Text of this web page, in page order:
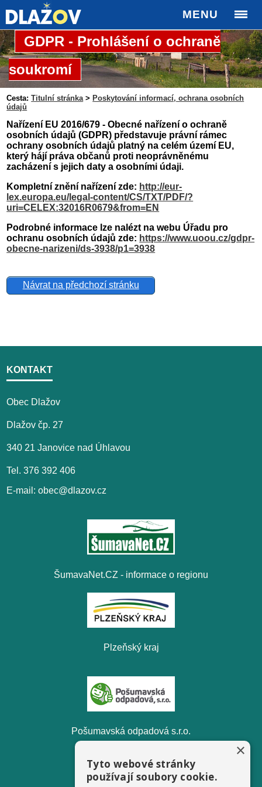
MENU
GDPR - Prohlášení o ochraně
soukromí
Cesta: Titulní stránka> Poskytování informací, ochrana osobních
údajů
Nařízení EU 2016/679 - Obecné nařízení o ochraně
osobních údajů (GDPR) představuje právní rámec
ochrany osobních údajů platný na celém území EU,
který hájí práva občanů proti neoprávněnému
zacházení s jejich daty a osobními údaji.
Kompletní znění nařízení zde: http://eur-
lex.europa.eu/legal-content/CS/TXT/PDF/?
uri=CELEX:32016R0679&from=EN
Podrobné informace lze nalézt na webu Úřadu pro
ochranu osobních údajů zde: https://www.uoou.cz/gdpr-
obecne-narizeni/ds-3938/p1=3938
Návrat na předchozí stránku
KONTAKT
Obec Dlažov
Dlažov čp. 27
340 21 Janovice nad Úhlavou
Tel. 376 392 406
E-mail: obec@dlazov.cz
ŠumavaNet.CZ - informace o regionu
Plzeňský kraj
Pošumavská odpadová s.r.o.
×
Tyto webové stránky
používají soubory cookie.